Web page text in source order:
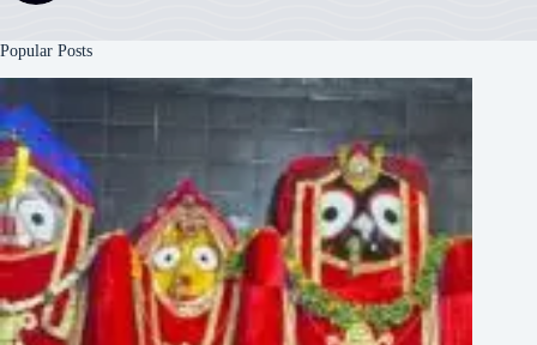
Popular Posts